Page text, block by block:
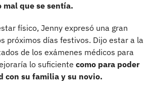
mal que se sentía.
físico, Jenny expresó una gran
próximos días festivos. Dijo estar a la
de los exámenes médicos para
lo suficiente como para poder
con su familia y su novio.